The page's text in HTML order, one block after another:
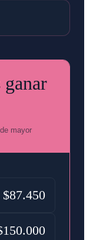
ganar
mayor
$87.450